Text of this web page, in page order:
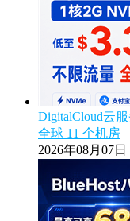
DigitalCloud云
全球 11 个机房
2026年08月07日